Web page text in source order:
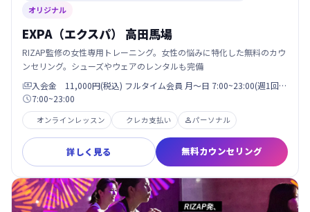
オリジナル
EXPA（エクスパ） 高田馬場
RIZAP監修の女性専用トレーニング。女性の悩みに特化した無料のカウ
ンセリング。シューズやウェアのレンタルも完備
入会金 11,000円(税込) フルタイム会員 月〜日 7:00~23:00(週1回…
7:00~23:00
オンラインレッスン クレカ支払い パーソナル
詳しく見る 無料カウンセリング